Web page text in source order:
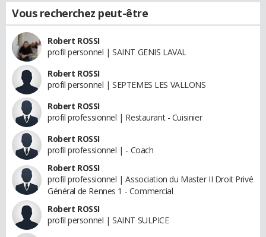
Vous recherchez peut-être
Robert ROSSI
profil personnel | SAINT GENIS LAVAL
Robert ROSSI
profil personnel | SEPTEMES LES VALLONS
Robert ROSSI
profil professionnel | Restaurant - Cuisinier
Robert ROSSI
profil professionnel | - Coach
Robert ROSSI
profil professionnel | Association du Master II Droit Privé
Général de Rennes 1 - Commercial
Robert ROSSI
profil personnel | SAINT SULPICE